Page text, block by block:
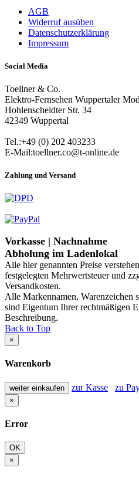
AGB
Widerruf ausüben
Datenschutzerklärung
Impressum
Social Media
Toellner & Co.
Elektro-Fernsehen Wuppertaler
Hohlenscheidter Str. 34
42349 Wuppertal
Tel.:+49 (0) 202 403233
E-Mail:toellner.co@t-online.de
Zahlung und Versand
Vorkasse | Nachnahme
Abholung im Ladenlokal
Alle hier genannten Preise
festgelegten Mehrwertsteuer und
Versandkosten.
Alle Markennamen, Warenzeichen
sind Eigentum Ihrer rechtmäßigen
Beschreibung.
Back to Top
×
Warenkorb
weiter einkaufen zur Kasse zu
×
Error
OK
×